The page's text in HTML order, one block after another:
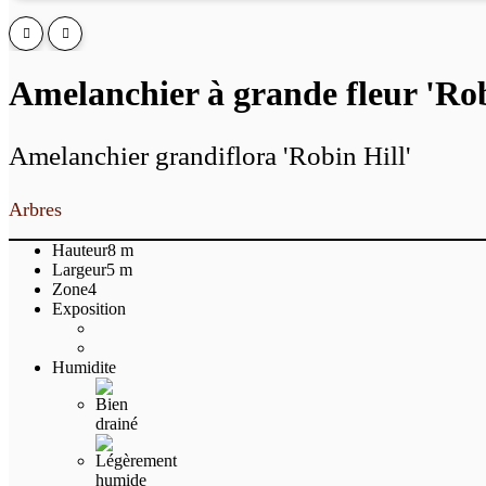
Amelanchier à grande fleur
Amelanchier grandiflora 'Robin Hill'
Arbres
Hauteur8 m
Largeur5 m
Zone4
Exposition
Humidite